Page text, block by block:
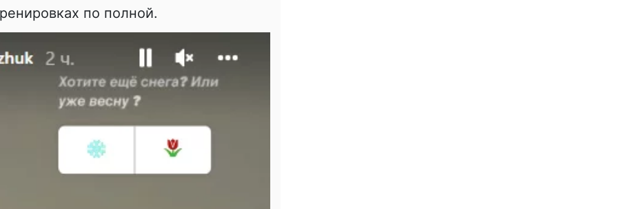
по полной.